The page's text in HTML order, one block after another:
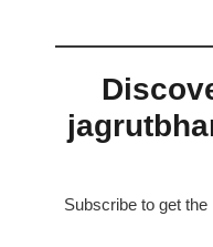
Subscribe to get